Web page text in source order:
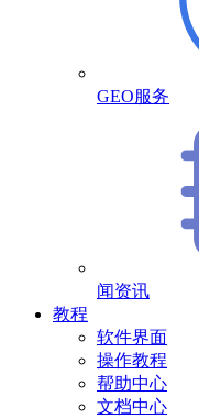
GEO服务
闻资讯
教程
软件界面
操作教程
帮助中心
文档中心